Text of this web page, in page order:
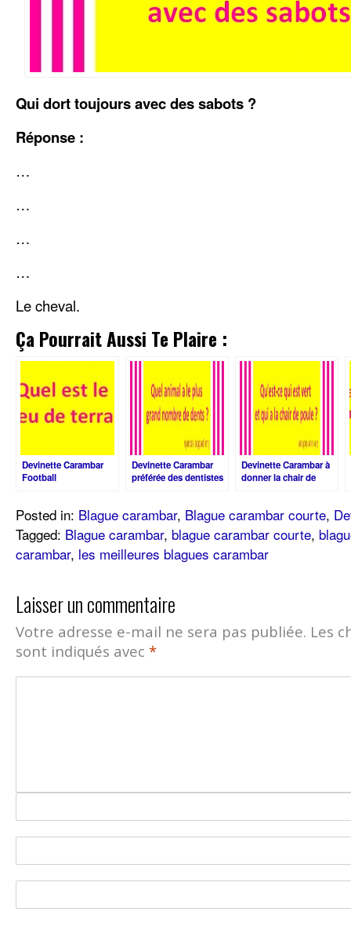
Qui dort toujours avec des sabots ?
Réponse :
…
…
…
…
Le cheval.
Ça Pourrait Aussi Te Plaire :
Devinette Carambar
Football
Devinette Carambar
préférée des dentistes
Devinette Carambar à
donner la chair de
Posted in: Blague carambar, Blague carambar courte,
Tagged: Blague carambar, blague carambar courte,
carambar, les meilleures blagues carambar
Laisser un commentaire
Votre adresse e-mail ne sera pas publiée. Les
sont indiqués avec *